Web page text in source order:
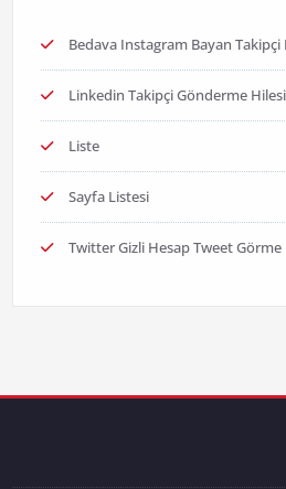
Bedava Instagram Bayan Takipçi
Linkedin Takipçi Gönderme Hilesi
Liste
Sayfa Listesi
Twitter Gizli Hesap Tweet Görme